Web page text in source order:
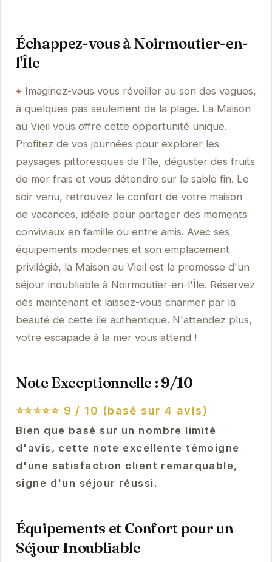
Échappez-vous à Noirmoutier-en-
l'Île
Imaginez-vous vous réveiller au son des vagues,
à quelques pas seulement de la plage. La Maison
au Vieil vous offre cette opportunité unique.
Profitez de vos journées pour explorer les
paysages pittoresques de l'île, déguster des fruits
de mer frais et vous détendre sur le sable fin. Le
soir venu, retrouvez le confort de votre maison
de vacances, idéale pour partager des moments
conviviaux en famille ou entre amis. Avec ses
équipements modernes et son emplacement
privilégié, la Maison au Vieil est la promesse d'un
séjour inoubliable à Noirmoutier-en-l'Île. Réservez
dès maintenant et laissez-vous charmer par la
beauté de cette île authentique. N'attendez plus,
votre escapade à la mer vous attend !
Note Exceptionnelle : 9/10
⭐⭐⭐⭐⭐ 9 / 10 (basé sur 4 avis)
Bien que basé sur un nombre limité
d'avis, cette note excellente témoigne
d'une satisfaction client remarquable,
signe d'un séjour réussi.
Équipements et Confort pour un
Séjour Inoubliable